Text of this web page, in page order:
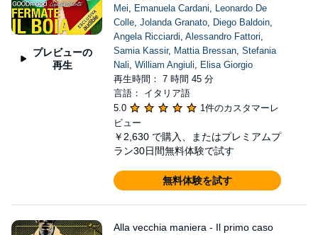
プレビューの
再生
Mei, Emanuela Cardani, Leonardo De
Colle, Jolanda Granato, Diego Baldoin,
Angela Ricciardi, Alessandro Fattori,
Samia Kassir, Mattia Bressan, Stefania
Nali, William Angiuli, Elisa Giorgio
再生時間： 7 時間 45 分
言語： イタリア語
5.0
1件のカスタマーレ
ビュー
￥2,630 で購入、またはプレミアムプ
ラン30日間無料体験で試す
無料体験を試す
Alla vecchia maniera - Il primo caso